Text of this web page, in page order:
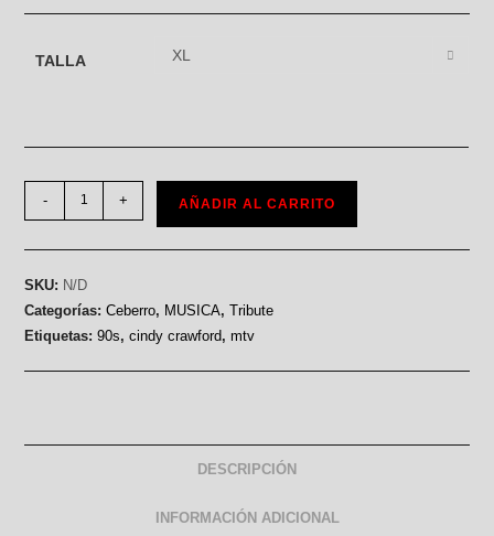
TALLA XL
- + AÑADIR AL CARRITO
SKU: N/D
Categorías:Ceberro, MUSICA,Tribute
Etiquetas:90s,cindy crawford,mtv
DESCRIPCIÓN
INFORMACIÓN ADICIONAL